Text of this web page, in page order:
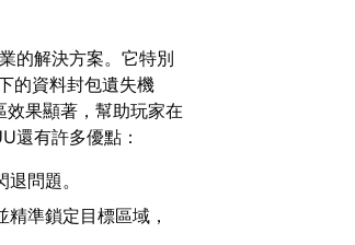
的解決方案。它特別
的資料封包遺失機
果顯著，幫助玩家在
還有許多優點：
問題。
準鎖定目標區域，